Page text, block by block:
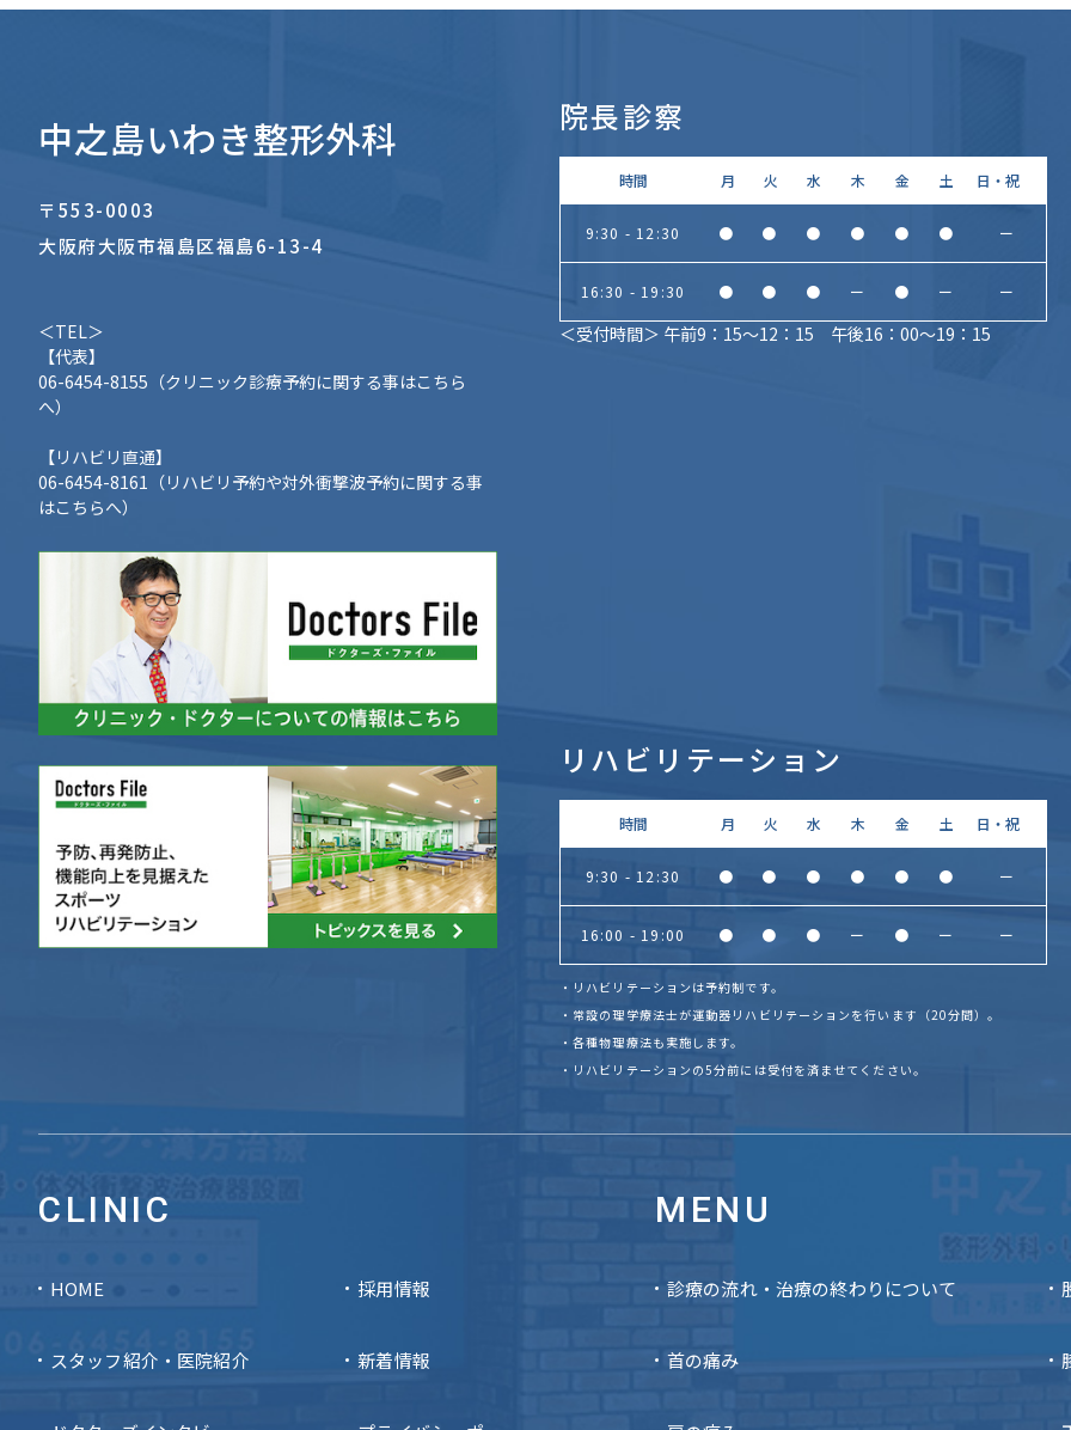
中之島いわき整形外科
〒553-0003
大阪府大阪市福島区福島6-13-4
＜TEL＞
【代表】
06-6454-8155 （クリニック診療予約に関する事はこちら
へ）
【リハビリ直通】
06-6454-8161 （リハビリ予約や対外衝撃波予約に関する事
はこちらへ）
院長診察
時間 月 火 水 木 金 土 日・祝
9:30 - 12:30 ● ● ● ● ● ● ー
16:30 - 19:30 ● ● ● ー ● ー ー
＜受付時間＞ 午前9：15～12：15 午後16：00～19：15
リハビリテーション
時間 月 火 水 木 金 土 日・祝
9:30 - 12:30 ● ● ● ● ● ● ー
16:00 - 19:00 ● ● ● ー ● ー ー
・リハビリテーションは予約制です。
・常設の理学療法士が運動器リハビリテーションを行います（20分間）。
・各種物理療法も実施します。
・リハビリテーションの5分前には受付を済ませてください。
CLINIC
HOME
スタッフ紹介・医院紹介
採用情報
新着情報
MENU
診療の流れ・治療の終わりについて
首の痛み